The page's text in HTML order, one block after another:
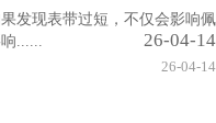
发现表带过短，不仅会影响佩
......
26-04-14
26-04-14